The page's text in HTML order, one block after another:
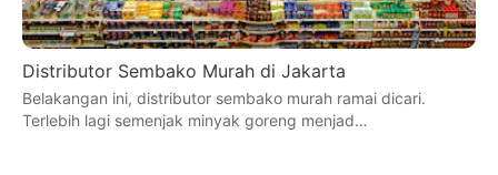
Distributor Sembako Murah di Jakarta
Belakangan ini, distributor sembako murah ramai dicari.
Terlebih lagi semenjak minyak goreng menjad…